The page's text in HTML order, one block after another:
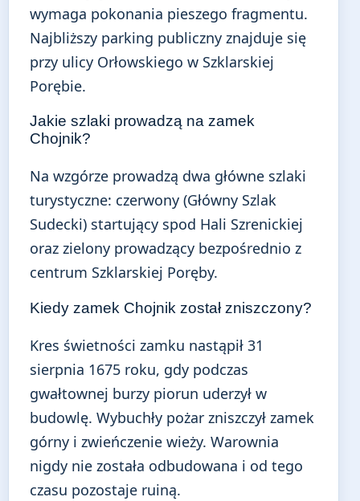
wymaga pokonania pieszego fragmentu.
Najbliższy parking publiczny znajduje się
przy ulicy Orłowskiego w Szklarskiej
Porębie.
Jakie szlaki prowadzą na zamek
Chojnik?
Na wzgórze prowadzą dwa główne szlaki
turystyczne: czerwony (Główny Szlak
Sudecki) startujący spod Hali Szrenickiej
oraz zielony prowadzący bezpośrednio z
centrum Szklarskiej Poręby.
Kiedy zamek Chojnik został zniszczony?
Kres świetności zamku nastąpił 31
sierpnia 1675 roku, gdy podczas
gwałtownej burzy piorun uderzył w
budowlę. Wybuchły pożar zniszczył zamek
górny i zwieńczenie wieży. Warownia
nigdy nie została odbudowana i od tego
czasu pozostaje ruiną.